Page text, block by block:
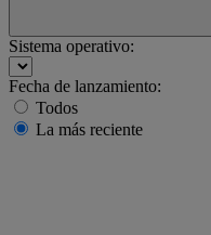
Sistema operativo:
Fecha de lanzamiento:
Todos
La más reciente